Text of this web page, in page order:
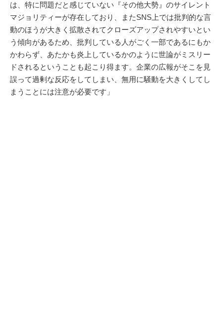
は、特に問題だと感じていない『その他大勢』のサイレント
マジョリティーが存在しており、またSNS上では批判的な言
動のほうが大きく拡散されてクローズアップされやすいとい
う傾向があるため、批判している人がごく一部であるにもか
かわらず、あたかも炎上しているかのように世論がミスリー
ドされるということも起こり得ます。企業の広報がそこを見
誤って過剰な反応をしてしまい、無用に騒動を大きくしてし
まうことには注意が必要です」